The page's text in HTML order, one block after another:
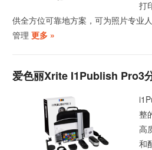
打
供全方位可靠地方案，可为照片专业
管理 更多 »
爱色丽Xrite I1Publish Pro3
整
高
和